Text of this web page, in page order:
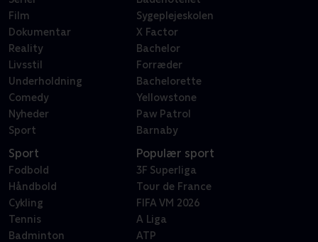
Film
Dokumentar
Reality
Livsstil
Underholdning
Comedy
Nyheder
Sport
Sygeplejeskolen
X Factor
Bachelor
Forræder
Bachelorette
Yellowstone
Paw Patrol
Barnaby
Sport
Fodbold
Håndbold
Cykling
Tennis
Badminton
Populær sport
3F Superliga
Tour de France
FIFA VM 2026
A Liga
ATP